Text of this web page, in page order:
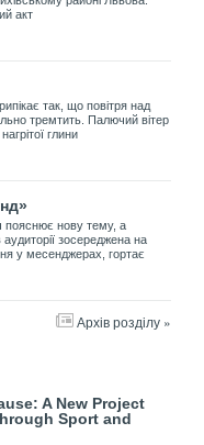
акт
так, що повітря над
тремтить. Палючий вітер
глини
пояснює нову тему, а
зосереджена на
у месенджерах, гортає
Архів розділу »
A New Project
Sport and